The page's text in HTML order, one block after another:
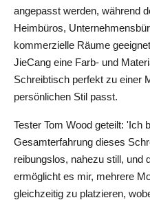
angepasst werden, während
Heimbüros,
kommerzielle Räume
JieCang eine Farb- und
Schreibtisch perfekt zu einer
persönlichen Stil passt.
Tester Tom Wood geteilt: 'Ich
Gesamterfahrung dieses
reibungslos, nahezu still, und
ermöglicht es mir, mehrere
gleichzeitig zu platzieren,